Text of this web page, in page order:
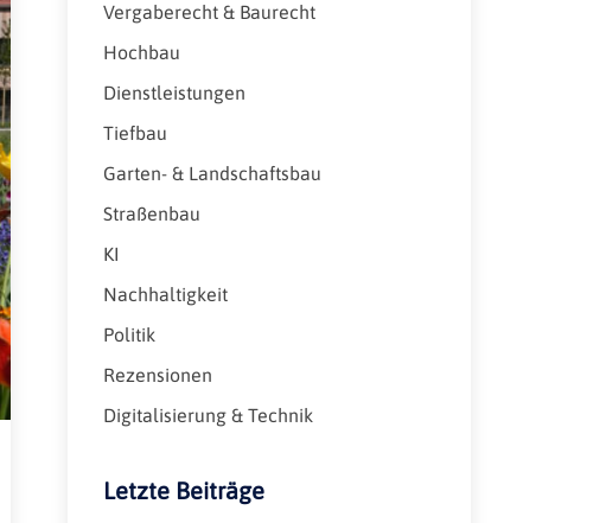
Vergaberecht & Baurecht
Hochbau
Dienstleistungen
Tiefbau
Garten- & Landschaftsbau
Straßenbau
KI
Nachhaltigkeit
Politik
Rezensionen
Digitalisierung & Technik
Letzte Beiträge